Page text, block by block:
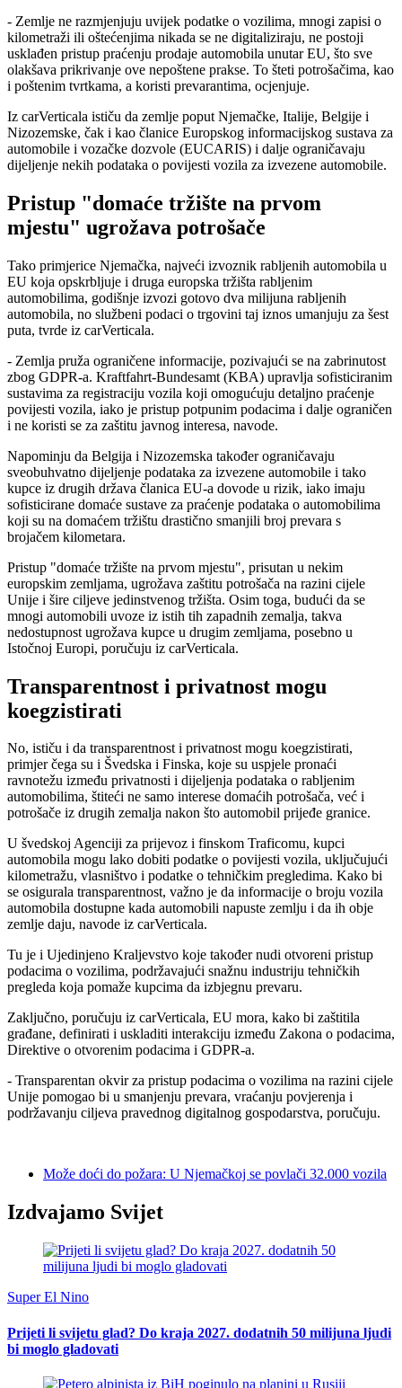
- Zemlje ne razmjenjuju uvijek podatke o vozilima, mnogi zapisi o
kilometraži ili oštećenjima nikada se ne digitaliziraju, ne postoji
usklađen pristup praćenju prodaje automobila unutar EU, što sve
olakšava prikrivanje ove nepoštene prakse. To šteti potrošačima, kao
i poštenim tvrtkama, a koristi prevarantima, ocjenjuje.
Iz carVerticala ističu da zemlje poput Njemačke, Italije, Belgije i
Nizozemske, čak i kao članice Europskog informacijskog sustava za
automobile i vozačke dozvole (EUCARIS) i dalje ograničavaju
dijeljenje nekih podataka o povijesti vozila za izvezene automobile.
Pristup "domaće tržište na prvom
mjestu" ugrožava potrošače
Tako primjerice Njemačka, najveći izvoznik rabljenih automobila u
EU koja opskrbljuje i druga europska tržišta rabljenim
automobilima, godišnje izvozi gotovo dva milijuna rabljenih
automobila, no službeni podaci o trgovini taj iznos umanjuju za šest
puta, tvrde iz carVerticala.
- Zemlja pruža ograničene informacije, pozivajući se na zabrinutost
zbog GDPR-a. Kraftfahrt-Bundesamt (KBA) upravlja sofisticiranim
sustavima za registraciju vozila koji omogućuju detaljno praćenje
povijesti vozila, iako je pristup potpunim podacima i dalje ograničen
i ne koristi se za zaštitu javnog interesa, navode.
Napominju da Belgija i Nizozemska također ograničavaju
sveobuhvatno dijeljenje podataka za izvezene automobile i tako
kupce iz drugih država članica EU-a dovode u rizik, iako imaju
sofisticirane domaće sustave za praćenje podataka o automobilima
koji su na domaćem tržištu drastično smanjili broj prevara s
brojačem kilometara.
Pristup "domaće tržište na prvom mjestu", prisutan u nekim
europskim zemljama, ugrožava zaštitu potrošača na razini cijele
Unije i šire ciljeve jedinstvenog tržišta. Osim toga, budući da se
mnogi automobili uvoze iz istih tih zapadnih zemalja, takva
nedostupnost ugrožava kupce u drugim zemljama, posebno u
Istočnoj Europi, poručuju iz carVerticala.
Transparentnost i privatnost mogu
koegzistirati
No, ističu i da transparentnost i privatnost mogu koegzistirati,
primjer čega su i Švedska i Finska, koje su uspjele pronaći
ravnotežu između privatnosti i dijeljenja podataka o rabljenim
automobilima, štiteći ne samo interese domaćih potrošača, već i
potrošače iz drugih zemalja nakon što automobil prijeđe granice.
U švedskoj Agenciji za prijevoz i finskom Traficomu, kupci
automobila mogu lako dobiti podatke o povijesti vozila, uključujući
kilometražu, vlasništvo i podatke o tehničkim pregledima. Kako bi
se osigurala transparentnost, važno je da informacije o broju vozila
automobila dostupne kada automobili napuste zemlju i da ih obje
zemlje daju, navode iz carVerticala.
Tu je i Ujedinjeno Kraljevstvo koje također nudi otvoreni pristup
podacima o vozilima, podržavajući snažnu industriju tehničkih
pregleda koja pomaže kupcima da izbjegnu prevaru.
Zaključno, poručuju iz carVerticala, EU mora, kako bi zaštitila
građane, definirati i uskladiti interakciju između Zakona o podacima,
Direktive o otvorenim podacima i GDPR-a.
- Transparentan okvir za pristup podacima o vozilima na razini cijele
Unije pomogao bi u smanjenju prevara, vraćanju povjerenja i
podržavanju ciljeva pravednog digitalnog gospodarstva, poručuju.
Može doći do požara: U Njemačkoj se povlači 32.000 vozila
Izdvajamo Svijet
Super El Nino
Prijeti li svijetu glad? Do kraja 2027. dodatnih 50 milijuna ljudi
bi moglo gladovati